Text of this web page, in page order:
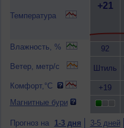
Температура
Влажность, %
Ветер, метр/с
Комфорт,°C
Магнитные бури
+21
92
Штиль
+19
Прогноз на 1-3 дня 3-5 дней